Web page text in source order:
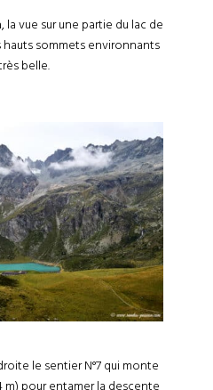
vue sur une partie du lac de
hauts sommets environnants
belle.
le sentier N°7 qui monte
m) pour entamer la descente